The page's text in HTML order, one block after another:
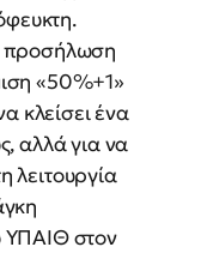
προσήλωση
«50%+1»
κλείσει ένα
αλλά για να
λειτουργία
ΥΠΑΙΘ στον